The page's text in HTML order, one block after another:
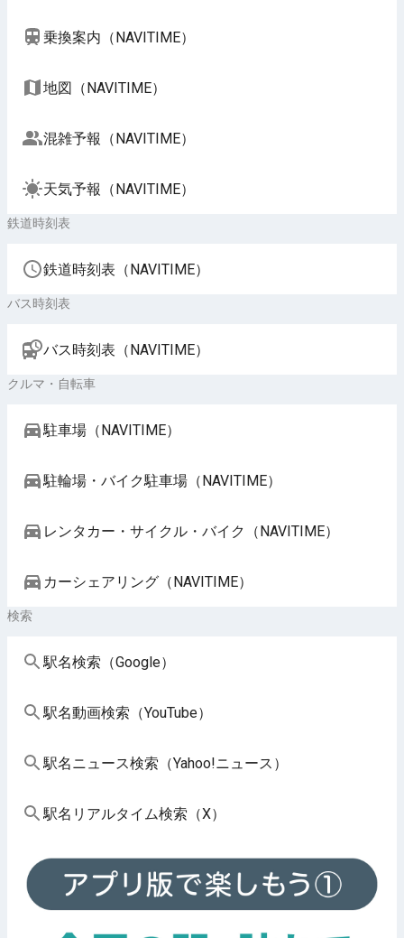
乗換案内（NAVITIME）
地図（NAVITIME）
混雑予報（NAVITIME）
天気予報（NAVITIME）
鉄道時刻表
鉄道時刻表（NAVITIME）
バス時刻表
バス時刻表（NAVITIME）
クルマ・自転車
駐車場（NAVITIME）
駐輪場・バイク駐車場（NAVITIME）
レンタカー・サイクル・バイク（NAVITIME）
カーシェアリング（NAVITIME）
検索
駅名検索（Google）
駅名動画検索（YouTube）
駅名ニュース検索（Yahoo!ニュース）
駅名リアルタイム検索（X）